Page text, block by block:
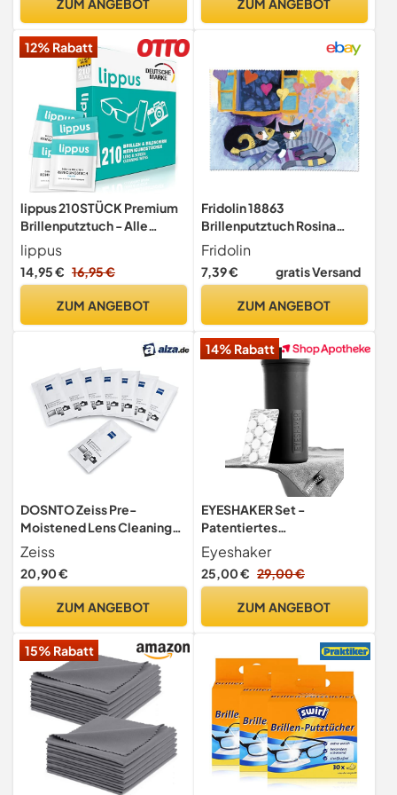
12% Rabatt
lippus 210STÜCK Premium
Brillenputztuch - Alle
Brillen, Bildschirme,
Kamera
lippus
14,95 € 16,95 €
ZUM ANGEBOT
Fridolin 18863
Brillenputztuch Rosina
Wachtmeister - Flying
Hearts, Mikrofaser, 18 x 12,5
cm
Fridolin
7,39 € gratis Versand
ZUM ANGEBOT
DOSNTO Zeiss Pre-
Moistened Lens Cleaning
Wipes - Cleans Without
Streaks for Camera Lenses
and Eyeglasses - (200
Zeiss
20,90 €
ZUM ANGEBOT
14% Rabatt
EYESHAKER Set -
Patentiertes
Brillenreinigungsgerät im
Komplettpaket -
Innovative Brillenreinigung
& Gestell
Eyeshaker
25,00 € 29,00 €
ZUM ANGEBOT
15% Rabatt